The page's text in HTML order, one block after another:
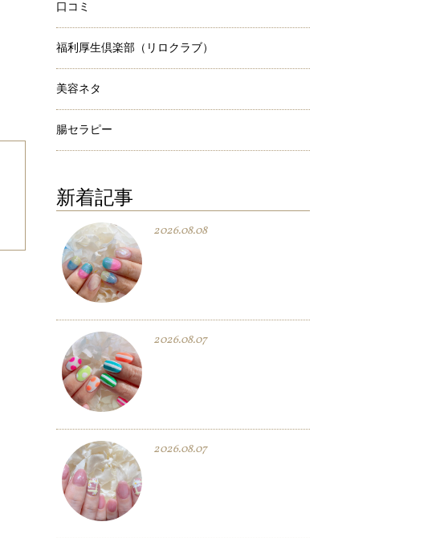
口コミ
福利厚生倶楽部（リロクラブ）
美容ネタ
腸セラピー
新着記事
2026.08.08
2026.08.07
2026.08.07